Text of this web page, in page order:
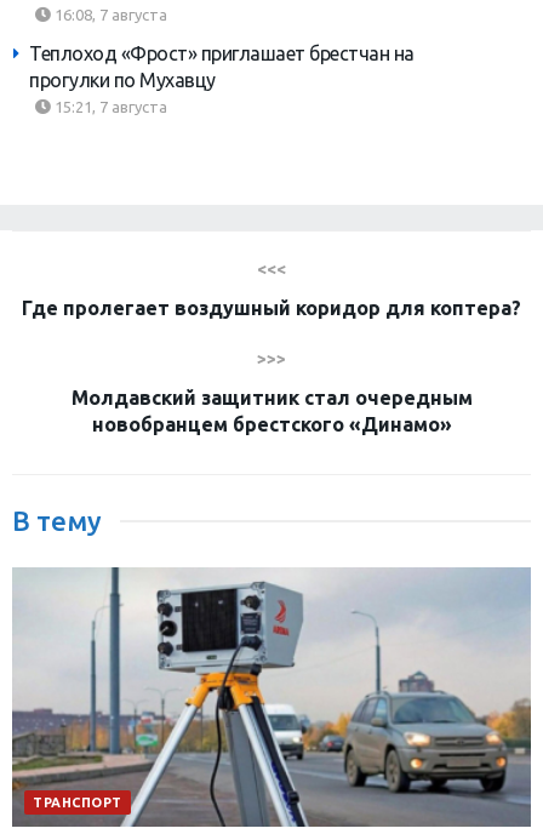
16:08, 7 августа
Теплоход «Фрост» приглашает брестчан на
прогулки по Мухавцу
15:21, 7 августа
<<<
Где пролегает воздушный коридор для коптера?
>>>
Молдавский защитник стал очередным
новобранцем брестского «Динамо»
В тему
ТРАНСПОРТ